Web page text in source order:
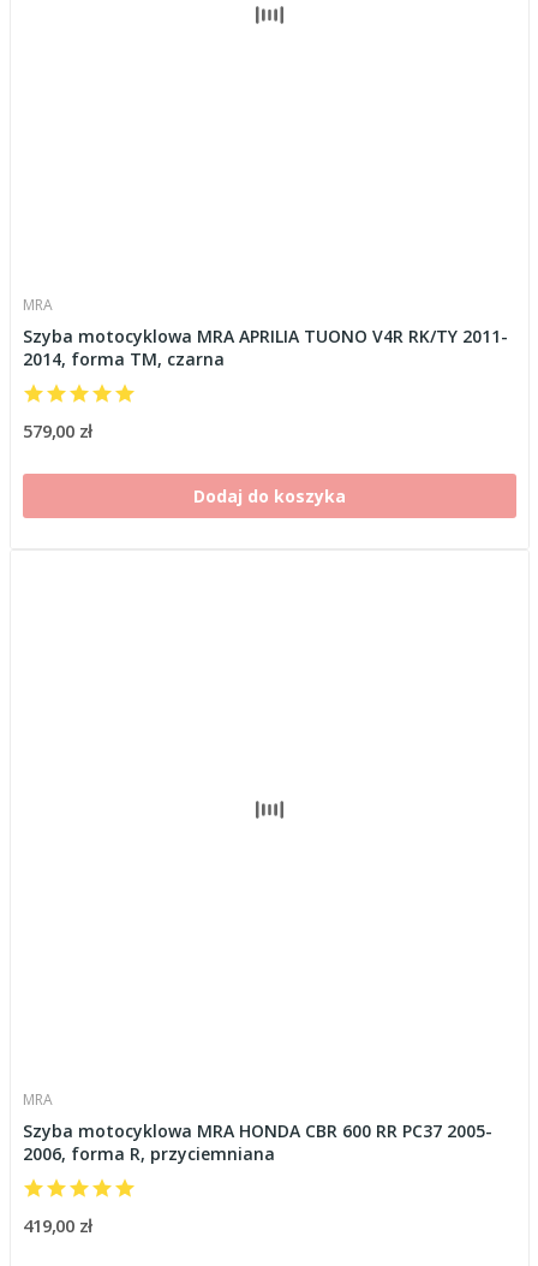
MRA
Szyba motocyklowa MRA APRILIA TUONO V4R RK/TY 2011-
2014, forma TM, czarna
579,00 zł
Dodaj do koszyka
MRA
Szyba motocyklowa MRA HONDA CBR 600 RR PC37 2005-
2006, forma R, przyciemniana
419,00 zł